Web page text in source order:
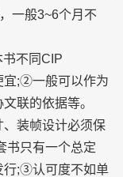
一般3~6个月不
不同CIP
;②一般可以作为
联的依据等。
装帧设计必须保
书只有一个总定
行;③认可度不如单